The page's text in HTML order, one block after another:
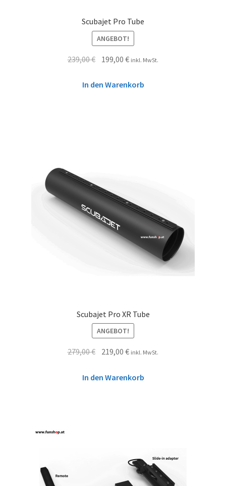
Scubajet Pro Tube
ANGEBOT!
239,00€ 199,00€ inkl. MwSt.
In den Warenkorb
Scubajet Pro XR Tube
ANGEBOT!
279,00€ 219,00€ inkl. MwSt.
In den Warenkorb